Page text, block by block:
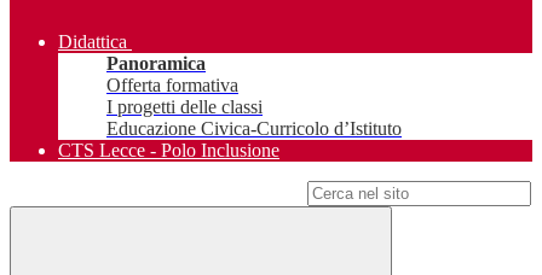
Didattica
Panoramica
Offerta formativa
I progetti delle classi
Educazione Civica-Curricolo d’Istituto
CTS Lecce - Polo Inclusione